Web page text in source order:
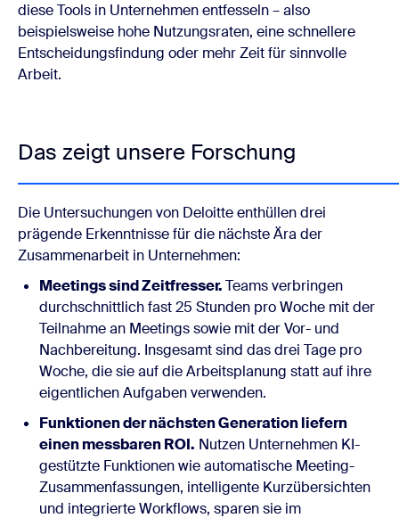
diese Tools in Unternehmen entfesseln – also
beispielsweise hohe Nutzungsraten, eine schnellere
Entscheidungsfindung oder mehr Zeit für sinnvolle
Arbeit.
Das zeigt unsere Forschung
Die Untersuchungen von Deloitte enthüllen drei
prägende Erkenntnisse für die nächste Ära der
Zusammenarbeit in Unternehmen:
Meetings sind Zeitfresser.Teams verbringen
durchschnittlich fast 25 Stunden pro Woche mit der
Teilnahme an Meetings sowie mit der Vor- und
Nachbereitung. Insgesamt sind das drei Tage pro
Woche, die sie auf die Arbeitsplanung statt auf ihre
eigentlichen Aufgaben verwenden.
Funktionen der nächsten Generation liefern
einen messbaren ROI. Nutzen Unternehmen KI-
gestützte Funktionen wie automatische Meeting-
Zusammenfassungen, intelligente Kurzübersichten
und integrierte Workflows, sparen sie im